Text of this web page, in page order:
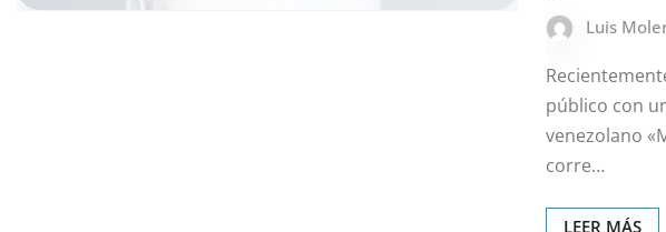
Luis
público con
venezolano
corre…
LEER MÁS